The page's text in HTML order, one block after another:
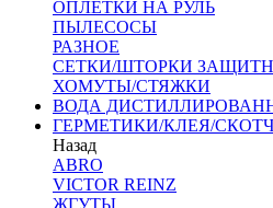
ОПЛЕТКИ НА РУЛЬ
ПЫЛЕСОСЫ
РАЗНОЕ
СЕТКИ/ШТОРКИ
ХОМУТЫ/СТЯЖКИ
ВОДА
ГЕРМЕТИКИ/КЛЕЯ/СКОТЧ
Назад
ABRO
VICTOR REINZ
ЖГУТЫ